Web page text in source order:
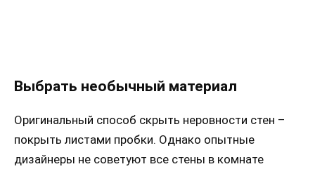
Выбрать необычный материал
Оригинальный способ скрыть неровности стен –
покрыть листами пробки. Однако опытные
дизайнеры не советуют все стены в комнате